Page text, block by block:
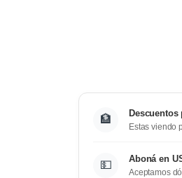
🏦 Descuentos
Estas viendo
💵 Aboná en
Aceptamos